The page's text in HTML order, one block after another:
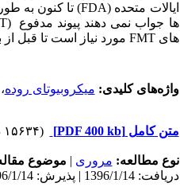
ایالات متحده (FDA) تا کنون به
ها جواب نمی دهند پیوند مدفوع (
هایFMT مورد نیاز است تا قبل
واژه‌های کلیدی: میکروبیوتای روده،
متن کامل[PDF 400 kb] (۱۵۶۳۴ دریافت)
نوع مطالعه: مروری | موضوع
دریافت: 1396/1/14 | پذیرش: 1396/1/14 | انتشار: 1396/1/14